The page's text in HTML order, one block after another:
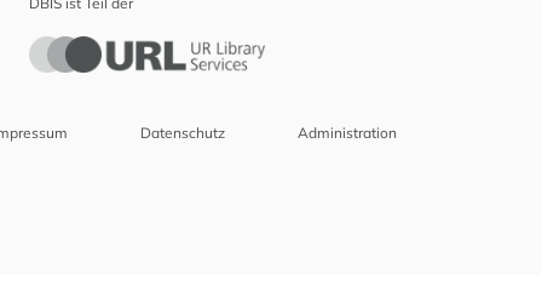
Datenschutz Administration